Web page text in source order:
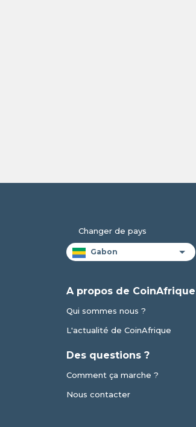
Changer de pays
A propos de CoinAfrique
Qui sommes nous ?
L'actualité de CoinAfrique
Des questions ?
Comment ça marche ?
Nous contacter